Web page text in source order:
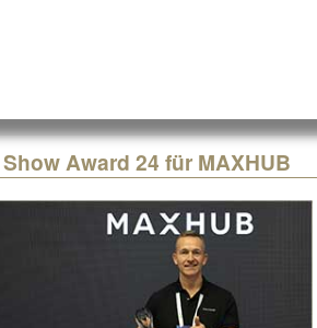
Award 24 für MAXHUB